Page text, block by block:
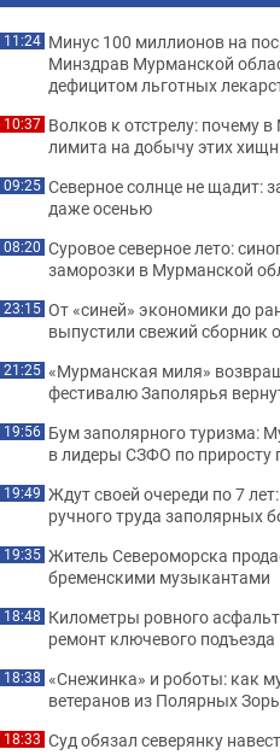
11:24 Минус 100 миллионов на
Минздрав Мурманской
дефицитом льготных
10:37 Волков к отстрелу: почему
лимита на добычу этих
09:25 Северное солнце не щадит:
даже осенью
08:20 Суровое северное лето:
заморозки в Мурманской
23:15 От «синей» экономики до
выпустили свежий сборник
21:25 «Мурманская миля»
фестивалю Заполярья
19:56 Бум заполярного туризма:
в лидеры СЗФО по приросту
19:49 Ждут своей очереди по 7
ручного труда заполярных
19:35 Житель Североморска
бременскими музыкантами
18:48 Километры ровного
ремонт ключевого
18:38 «Снежинка» и роботы: как
ветеранов из Полярных Зорь
18:33 Суд обязал северянку